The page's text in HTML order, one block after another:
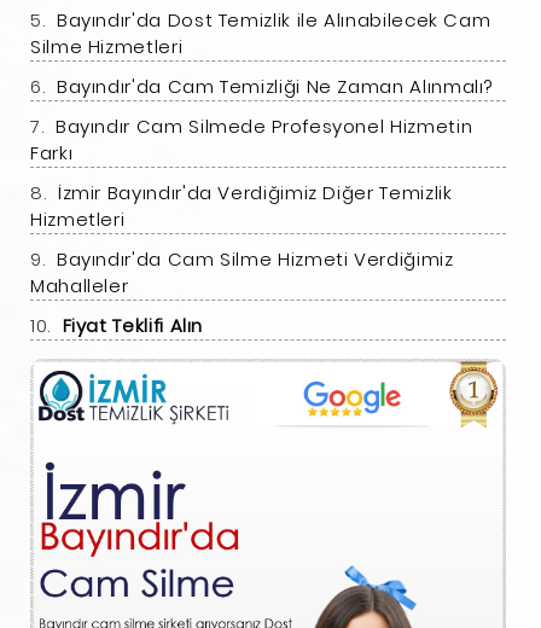
Bayındır'da Dost Temizlik ile Alınabilecek Cam
Silme Hizmetleri
Bayındır'da Cam Temizliği Ne Zaman Alınmalı?
Bayındır Cam Silmede Profesyonel Hizmetin
Farkı
İzmir Bayındır'da Verdiğimiz Diğer Temizlik
Hizmetleri
Bayındır'da Cam Silme Hizmeti Verdiğimiz
Mahalleler
Fiyat Teklifi Alın